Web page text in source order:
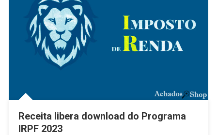
Receita libera download do Programa
IRPF 2023